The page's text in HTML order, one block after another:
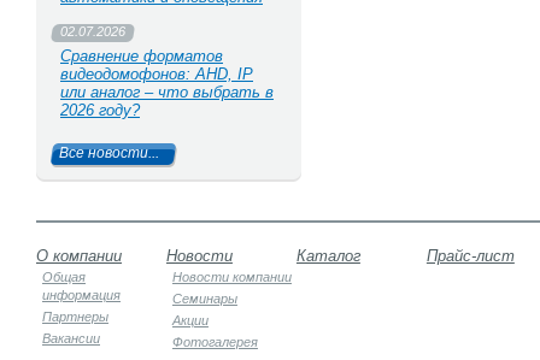
02.07.2026
Сравнение форматов
видеодомофонов: AHD, IP
или аналог – что выбрать в
2026 году?
Все новости...
О компании
Общая
информация
Партнеры
Вакансии
Новости
Новости компании
Семинары
Акции
Фотогалерея
Каталог Прайс-лист